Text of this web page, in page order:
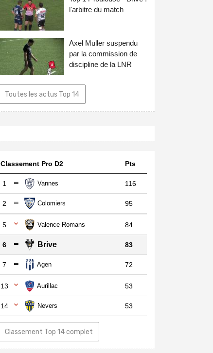
l'arbitre du match
Axel Muller suspendu
par la commission de
discipline de la LNR
Toutes les actus Top 14
Classement Pro D2 Pts
1 Vannes 116
2 Colomiers 95
5 Valence Romans 84
6 Brive 83
7 Agen 72
13 Aurillac 53
14 Nevers 53
Classement Top 14 complet